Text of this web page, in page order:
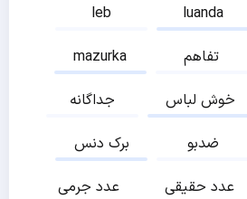
leb
luanda
mazurka
تفاهم
جداگانه
خوش لباس
برک دنس
ضدبو
عدد جرمی
عدد حقیقی